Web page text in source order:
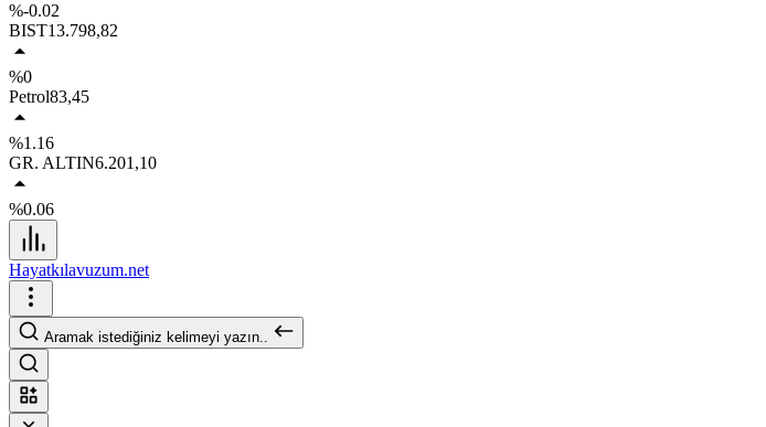
%-0.02
BIST13.798,82
%0
Petrol83,45
%1.16
GR. ALTIN6.201,10
%0.06
Hayatkılavuzum.net
Aramak istediğiniz kelimeyi yazın..